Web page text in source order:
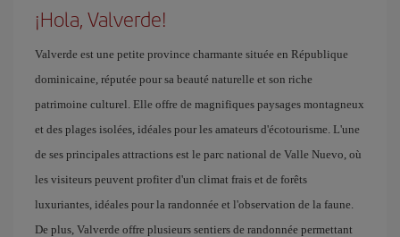
¡Hola, Valverde!
Valverde est une petite province charmante située en République
dominicaine, réputée pour sa beauté naturelle et son riche
patrimoine culturel. Elle offre de magnifiques paysages montagneux
et des plages isolées, idéales pour les amateurs d'écotourisme. L'une
de ses principales attractions est le parc national de Valle Nuevo, où
les visiteurs peuvent profiter d'un climat frais et de forêts
luxuriantes, idéales pour la randonnée et l'observation de la faune.
De plus, Valverde offre plusieurs sentiers de randonnée permettant